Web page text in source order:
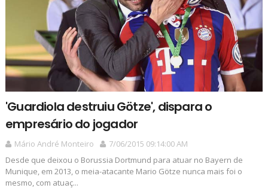
'Guardiola destruiu Götze', dispara o
empresário do jogador
Mário André Monteiro
7/06/2015 09:14:00 AM
Desde que deixou o Borussia Dortmund para atuar no Bayern de
Munique, em 2013, o meia-atacante Mario Götze nunca mais foi o
mesmo, com atuaç...